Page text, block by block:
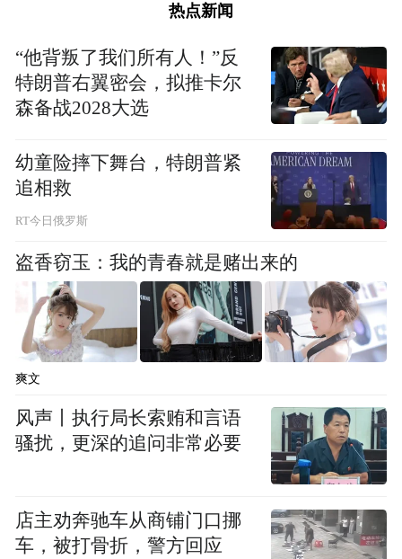
此次合作缘起于2024年12月，为推进佛教高
等教育国际化进程，促进泰港两地教育文化
交流，香港佛教联合会会长、东林念佛堂住
持宽运法师率团访问泰国上座部佛教主要道
场。拜访曼谷摩诃朱拉隆功大学时，就“香港
东林净土学院”与摩诃朱拉隆功大学合作办学
事宜进行洽谈，并达成合作意向。
热点新闻
“他背叛了我们所有人！”反
特朗普右翼密会，拟推卡尔
森备战2028大选
幼童险摔下舞台，特朗普紧
追相救
RT今日俄罗斯
盗香窃玉：我的青春就是赌出来的
爽文
风声丨执行局长索贿和言语
骚扰，更深的追问非常必要
店主劝奔驰车从商铺门口挪
车，被打骨折，警方回应